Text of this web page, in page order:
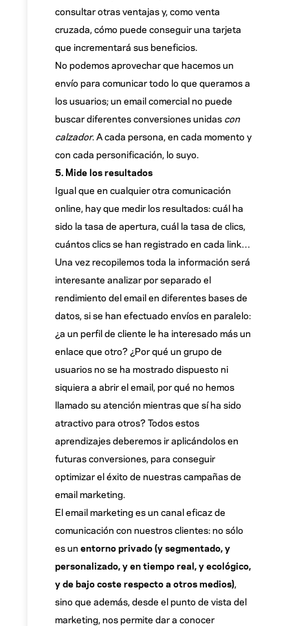
consultar otras ventajas y, como venta
cruzada, cómo puede conseguir una tarjeta
que incrementará sus beneficios.
No podemos aprovechar que hacemos un
envío para comunicar todo lo que queramos a
los usuarios; un email comercial no puede
buscar diferentes conversiones unidas con
calzador. A cada persona, en cada momento y
con cada personificación, lo suyo.
5. Mide los resultados
Igual que en cualquier otra comunicación
online, hay que medir los resultados: cuál ha
sido la tasa de apertura, cuál la tasa de clics,
cuántos clics se han registrado en cada link…
Una vez recopilemos toda la información será
interesante analizar por separado el
rendimiento del email en diferentes bases de
datos, si se han efectuado envíos en paralelo:
¿a un perfil de cliente le ha interesado más un
enlace que otro? ¿Por qué un grupo de
usuarios no se ha mostrado dispuesto ni
siquiera a abrir el email, por qué no hemos
llamado su atención mientras que sí ha sido
atractivo para otros? Todos estos
aprendizajes deberemos ir aplicándolos en
futuras conversiones, para conseguir
optimizar el éxito de nuestras campañas de
email marketing.
El email marketing es un canal eficaz de
comunicación con nuestros clientes: no sólo
es un entorno privado (y segmentado, y
personalizado, y en tiempo real, y ecológico,
y de bajo coste respecto a otros medios)
sino que además, desde el punto de vista del
marketing, nos permite dar a conocer